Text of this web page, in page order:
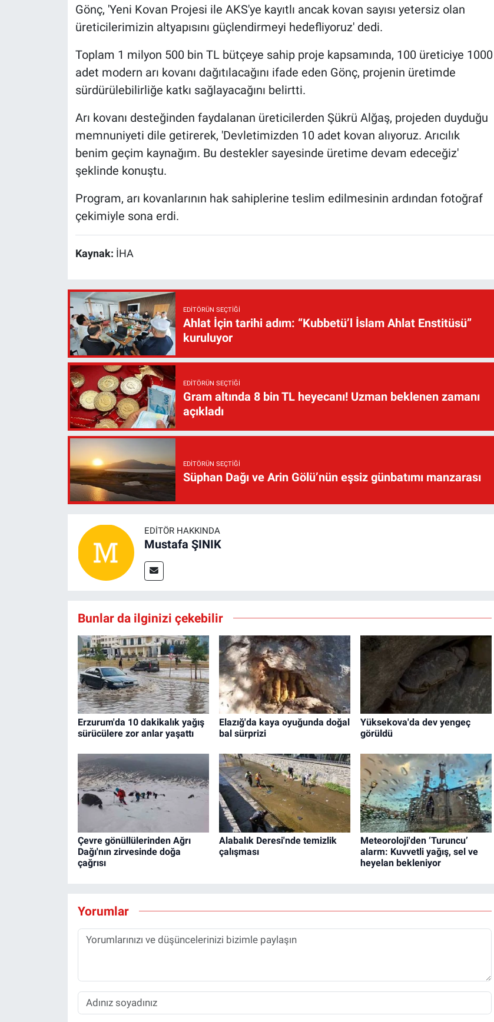
Gönç, 'Yeni Kovan Projesi ile AKS'ye kayıtlı ancak kovan sayısı yetersiz olan
üreticilerimizin altyapısını güçlendirmeyi hedefliyoruz' dedi.
Toplam 1 milyon 500 bin TL bütçeye sahip proje kapsamında, 100 üreticiye 1000
adet modern arı kovanı dağıtılacağını ifade eden Gönç, projenin üretimde
sürdürülebilirliğe katkı sağlayacağını belirtti.
Arı kovanı desteğinden faydalanan üreticilerden Şükrü Alğaş, projeden duyduğu
memnuniyeti dile getirerek, 'Devletimizden 10 adet kovan alıyoruz. Arıcılık
benim geçim kaynağım. Bu destekler sayesinde üretime devam edeceğiz'
şeklinde konuştu.
Program, arı kovanlarının hak sahiplerine teslim edilmesinin ardından fotoğraf
çekimiyle sona erdi.
Kaynak: İHA
EDITÖRÜN SEÇTIĞI
Ahlat İçin tarihi adım: “Kubbetü’l İslam Ahlat Enstitüsü”
kuruluyor
EDITÖRÜN SEÇTIĞI
Gram altında 8 bin TL heyecanı! Uzman beklenen zamanı
açıkladı
EDITÖRÜN SEÇTIĞI
Süphan Dağı ve Arin Gölü’nün eşsiz günbatımı manzarası
EDITÖR HAKKINDA
Mustafa ŞINIK
Bunlar da ilginizi çekebilir
Erzurum'da 10 dakikalık yağış
sürücülere zor anlar yaşattı
Elazığ'da kaya oyuğunda doğal
bal sürprizi
Yüksekova'da dev yengeç
görüldü
Çevre gönüllülerinden Ağrı
Dağı'nın zirvesinde doğa
çağrısı
Alabalık Deresi'nde temizlik
çalışması
Meteoroloji'den ‘Turuncu’
alarm: Kuvvetli yağış, sel ve
heyelan bekleniyor
Yorumlar